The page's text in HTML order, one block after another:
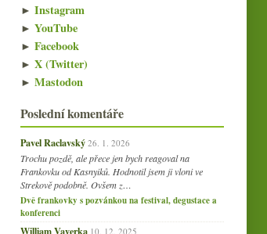
► Instagram
► YouTube
► Facebook
► X (Twitter)
► Mastodon
Poslední komentáře
Pavel Raclavský 26. 1. 2026
Trochu pozdě, ale přece jen bych reagoval na
Frankovku od Kasnyiků. Hodnotil jsem ji vloni ve
Strekově podobně. Ovšem z…
Dvě frankovky s pozvánkou na festival, degustace a
konferenci
William Vaverka 10. 12. 2025